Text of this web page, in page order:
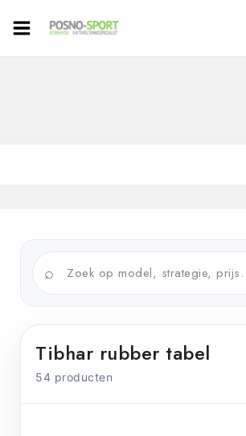
⌕
Tibhar rubber tabel
54 producten